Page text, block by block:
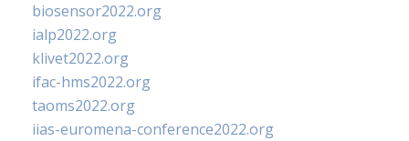
biosensor2022.org
ialp2022.org
klivet2022.org
ifac-hms2022.org
taoms2022.org
iias-euromena-conference2022.org